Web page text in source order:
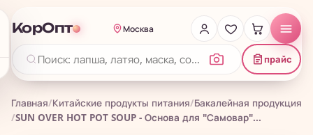
КорОпт Москва
прайс
Главная/Китайские продукты питания/Бакалейная продукция
/SUN OVER HOT POT SOUP - Основа для "Самовар"...